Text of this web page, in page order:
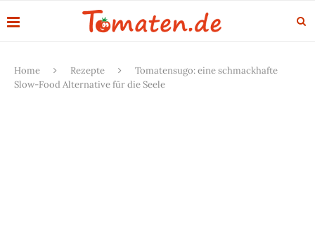
Home Rezepte
Tomatensugo: eine schmackhafte
Slow-Food Alternative für die Seele